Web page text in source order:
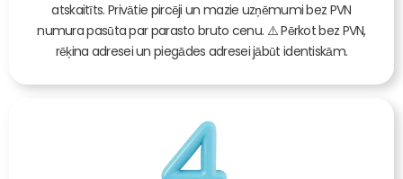
atskaitīts. Privātie pircēji un mazie uzņēmumi bez PVN
numura pasūta par parasto bruto cenu. ⚠️ Pērkot bez PVN,
rēķina adresei un piegādes adresei jābūt identiskām.